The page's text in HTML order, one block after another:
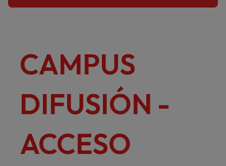
CAMPUS
DIFUSIÓN -
ACCESO